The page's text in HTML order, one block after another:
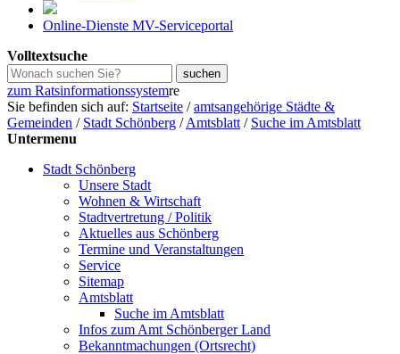
Online-Dienste MV-Serviceportal
Volltextsuche
zum Ratsinformationssystemre
Sie befinden sich auf: Startseite /amtsangehörige Städte &
Gemeinden / Stadt Schönberg /Amtsblatt / Suche im Amtsblatt
Untermenu
Stadt Schönberg
Unsere Stadt
Wohnen & Wirtschaft
Stadtvertretung / Politik
Aktuelles aus Schönberg
Termine und Veranstaltungen
Service
Sitemap
Amtsblatt
Suche im Amtsblatt
Infos zum Amt Schönberger Land
Bekanntmachungen (Ortsrecht)